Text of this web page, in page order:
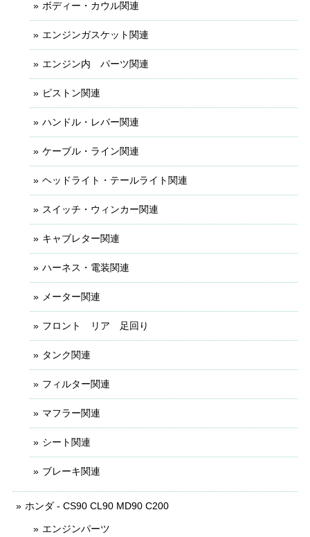
ボディー・カウル関連
エンジンガスケット関連
エンジン内 パーツ関連
ピストン関連
ハンドル・レバー関連
ケーブル・ライン関連
ヘッドライト・テールライト関連
スイッチ・ウィンカー関連
キャブレター関連
ハーネス・電装関連
メーター関連
フロント リア 足回り
タンク関連
フィルター関連
マフラー関連
シート関連
ブレーキ関連
ホンダ - CS90 CL90 MD90 C200
エンジンパーツ